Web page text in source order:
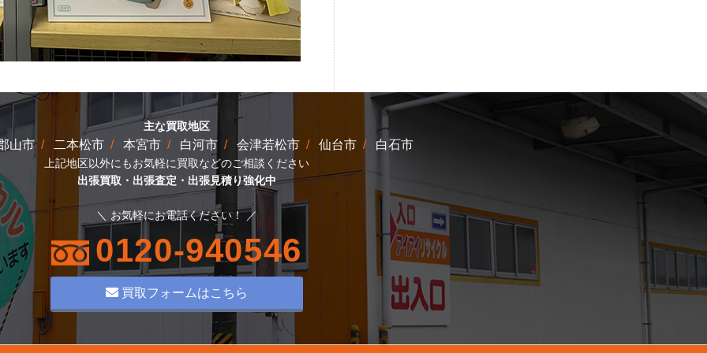
主な買取地区
山市 二本松市 本宮市 白河市 会津若松市 仙台市 白石市
上記地区以外にもお気軽に買取などのご相談ください
出張買取・出張査定・出張見積り強化中
＼ お気軽にお電話ください！ ／
0120-940546
買取フォームはこちら